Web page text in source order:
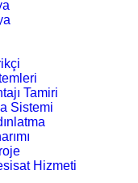
Tamiri
Sistemi
Hizmeti